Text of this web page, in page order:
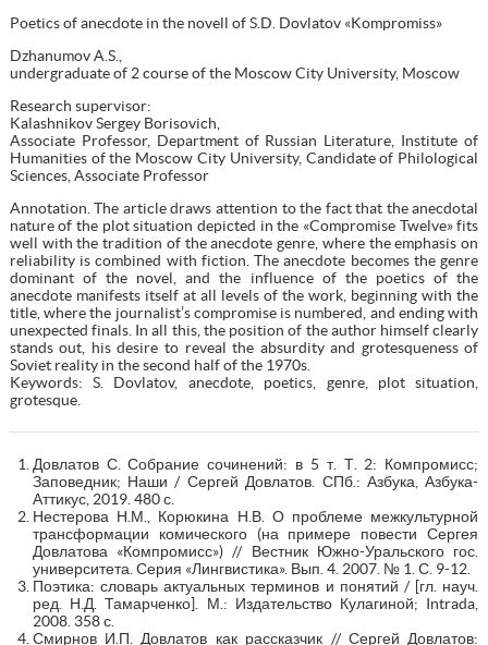
Poetics of anecdote in the novell of S.D. Dovlatov «Kompromiss»
Dzhanumov A.S.,
undergraduate of 2 course of the Moscow City University, Moscow
Research supervisor:
Kalashnikov Sergey Borisovich,
Associate Professor, Department of Russian Literature, Institute of
Humanities of the Moscow City University, Candidate of Philological
Sciences, Associate Professor
Annotation. The article draws attention to the fact that the anecdotal
nature of the plot situation depicted in the «Compromise Twelve» fits
well with the tradition of the anecdote genre, where the emphasis on
reliability is combined with fiction. The anecdote becomes the genre
dominant of the novel, and the influence of the poetics of the
anecdote manifests itself at all levels of the work, beginning with the
title, where the journalist’s compromise is numbered, and ending with
unexpected finals. In all this, the position of the author himself clearly
stands out, his desire to reveal the absurdity and grotesqueness of
Soviet reality in the second half of the 1970s.
Keywords: S. Dovlatov, anecdote, poetics, genre, plot situation,
grotesque.
Довлатов С. Собрание сочинений: в 5 т. Т. 2: Компромисс;
Заповедник; Наши / Сергей Довлатов. СПб.: Азбука, Азбука-
Аттикус, 2019. 480 с.
Нестерова Н.М., Корюкина Н.В. О проблеме межкультурной
трансформации комического (на примере повести Сергея
Довлатова «Компромисс») // Вестник Южно-Уральского гос.
университета. Серия «Лингвистика». Вып. 4. 2007. № 1. С. 9-12.
Поэтика: словарь актуальных терминов и понятий / [гл. науч.
ред. Н.Д. Тамарченко]. М.: Издательство Кулагиной; Intrada,
2008. 358 с.
Смирнов И.П. Довлатов как рассказчик // Сергей Довлатов: